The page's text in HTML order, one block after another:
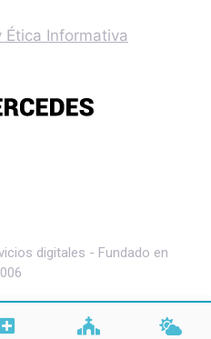
Informativa
digitales - Fundado en